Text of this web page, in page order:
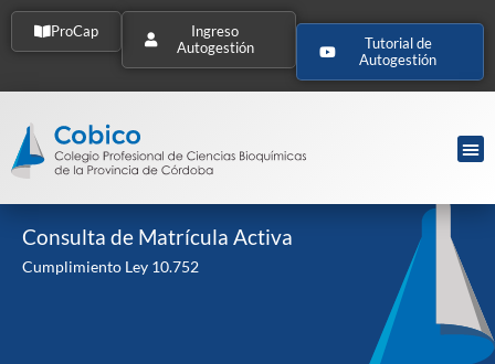
ProCap
Ingreso
Autogestión
Tutorial de
Autogestión
Consulta de Matrícula Activa
Cumplimiento Ley 10.752